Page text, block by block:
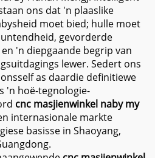
ons dat 'n plaaslike
moet bied; hulle moet
gevorderde
'n diepgaande begrip van
lewer. Sedert ons
as daardie definitiewe
'n hoë-tegnologie-
cnc masjienwinkel naby my
internasionale markte
basisse in Shaoyang,